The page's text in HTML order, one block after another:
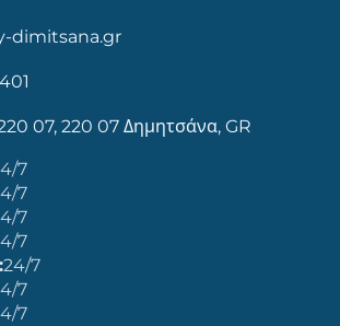
dimitsana.gr
07, 220 07 Δημητσάνα, GR
7
7
7
7
24/7
7
7